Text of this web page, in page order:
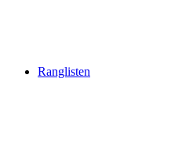
Ranglisten